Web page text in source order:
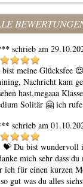
schrieb am
bist meine Glücksfee
Nachricht kam
hast,megaaa
Solitär 🤗 ich
schrieb am
💝 Du bist wundervoll
mich sehr dass
ich für einen kurzen
gut was du alles